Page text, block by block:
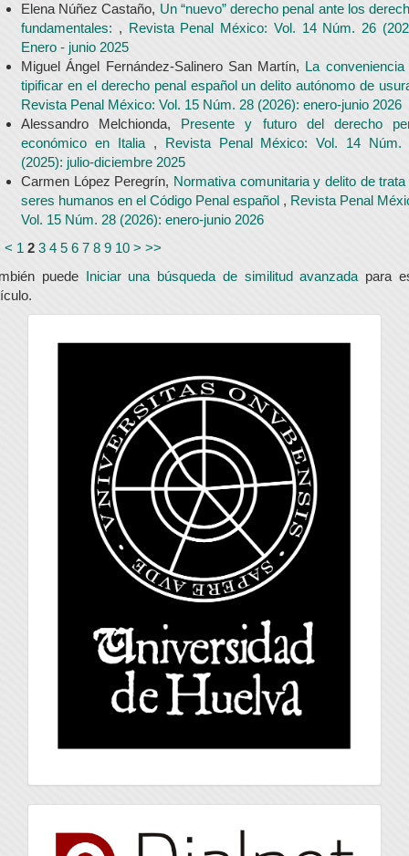
Elena Núñez Castaño, Un “nuevo” derecho penal ante los
fundamentales: , Revista Penal México: Vol. 14 Núm. 26
Enero - junio 2025
Miguel Ángel Fernández-Salinero San Martín, La conveniencia
tipificar en el derecho penal español un delito autónomo de
Revista Penal México: Vol. 15 Núm. 28 (2026): enero-junio 2026
Alessandro Melchionda, Presente y futuro del derecho
económico en Italia , Revista Penal México: Vol. 14 Núm.
(2025): julio-diciembre 2025
Carmen López Peregrín, Normativa comunitaria y delito de trata
seres humanos en el Código Penal español , Revista Penal
Vol. 15 Núm. 28 (2026): enero-junio 2026
< 1 2 3 4 5 6 7 8 9 10 > >>
puede Iniciar una búsqueda de similitud avanzada para
universidad
index